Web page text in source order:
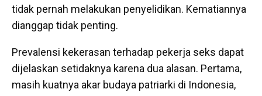
tidak pernah melakukan penyelidikan. Kematiannya
dianggap tidak penting.
Prevalensi kekerasan terhadap pekerja seks dapat
dijelaskan setidaknya karena dua alasan. Pertama,
masih kuatnya akar budaya patriarki di Indonesia,